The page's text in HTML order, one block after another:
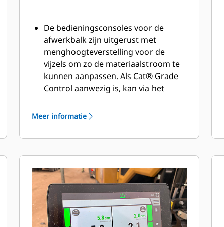
De bedieningsconsoles voor de
afwerkbalk zijn uitgerust met
menghoogteverstelling voor de
vijzels om zo de materiaalstroom te
kunnen aanpassen. Als Cat® Grade
Control aanwezig is, kan via het
(materiaalhoogte van transporteur)
Dankzij de hoogteverstellingen voor
afwerkbalkgebruik
Door de optionele bekrachtigde
verstelfuncties voor het
wegkruinprofiel kunnen machinisten
afwerklaagprofielen snel aanpassen
Meer informatie